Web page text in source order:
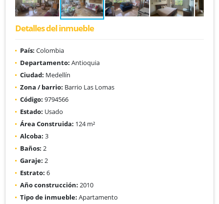
Detalles del inmueble
País: Colombia
Departamento: Antioquia
Ciudad: Medellín
Zona / barrio: Barrio Las Lomas
Código: 9794566
Estado: Usado
Área Construida: 124 m²
Alcoba: 3
Baños: 2
Garaje: 2
Estrato: 6
Año construcción: 2010
Tipo de inmueble: Apartamento